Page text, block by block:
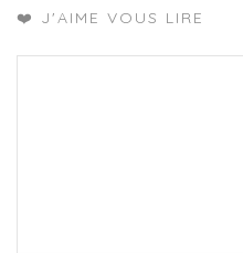
❤️ J'AIME VOUS LIRE